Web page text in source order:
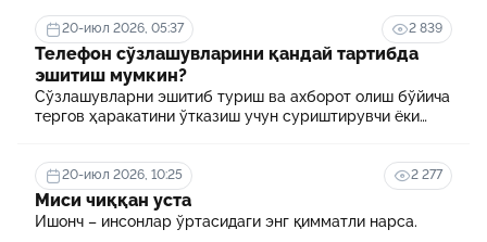
20-июл 2026, 05:37 2 839
Телефон сўзлашувларини қандай тартибда
эшитиш мумкин?
Сўзлашувларни эшитиб туриш ва ахборот олиш бўйича
тергов ҳаракатини ўтказиш учун суриштирувчи ёки
20-июл 2026, 10:25 2 277
Миси чиққан уста
Ишонч – инсонлар ўртасидаги энг қимматли нарса.